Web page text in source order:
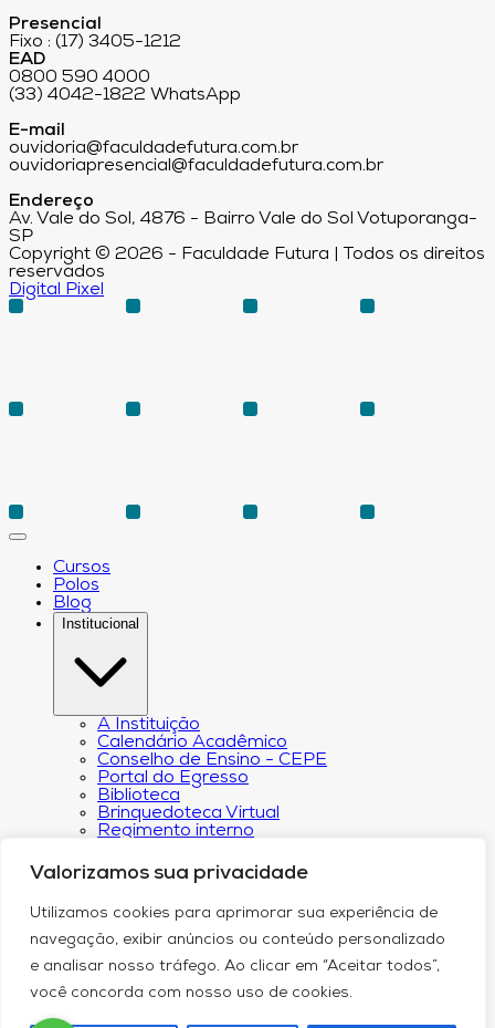
Valorizamos sua privacidade
Utilizamos cookies para aprimorar sua experiência de
navegação, exibir anúncios ou conteúdo personalizado
e analisar nosso tráfego. Ao clicar em “Aceitar todos”,
você concorda com nosso uso de cookies.
Presencial
Fixo : (17) 3405-1212
EAD
0800 590 4000
(33) 4042-1822 WhatsApp
E-mail
ouvidoria@faculdadefutura.com.br
ouvidoriapresencial@faculdadefutura.com.br
Endereço
Av. Vale do Sol, 4876 - Bairro Vale do Sol Votuporanga-
SP
Copyright © 2026 - Faculdade Futura | Todos os direitos
reservados
Digital Pixel
Cursos
Polos
Blog
Institucional
A Instituição
Calendário Acadêmico
Conselho de Ensino - CEPE
Portal do Egresso
Biblioteca
Brinquedoteca Virtual
Regimento interno
Aproveitamento
Resoluções e Portarias
CPA – Comissão Própria de Avaliação
Núcleo de Apoio Psicopedagógico
Faculdade Futura
Núcleo de Arte e Cultura